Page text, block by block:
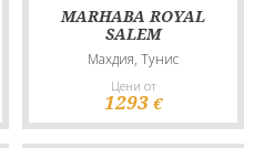
MARHABA ROYAL
SALEM
Махдия, Тунис
Цени от
1293 €